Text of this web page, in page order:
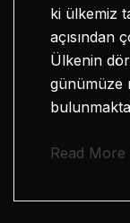
ki ülkemiz
açısından
Ülkenin
günümüze
Read More